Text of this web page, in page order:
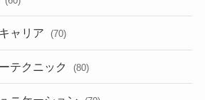
ャリア (70)
テクニック (80)